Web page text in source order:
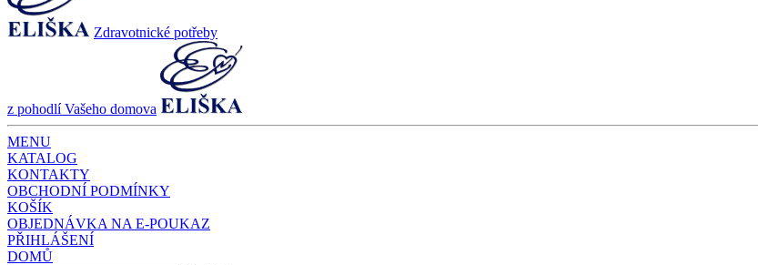
Zdravotnické potřeby
z pohodlí Vašeho domova
MENU
KATALOG
KONTAKTY
OBCHODNÍ PODMÍNKY
KOŠÍK
OBJEDNÁVKA NA E-POUKAZ
PŘIHLÁŠENÍ
DOMŮ